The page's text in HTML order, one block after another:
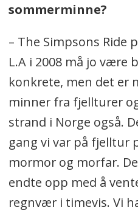
sommerminne?
– The Simpsons Ride
L.A i 2008 må jo være
konkrete, men det er
minner fra fjellturer
strand i Norge også.
gang vi var på fjelltur
mormor og morfar.
endte opp med å
regnvær i timevis. Vi